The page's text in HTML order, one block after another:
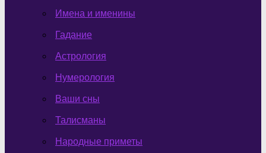
Имена и именины
Гадание
Астрология
Нумерология
Ваши сны
Талисманы
Народные приметы